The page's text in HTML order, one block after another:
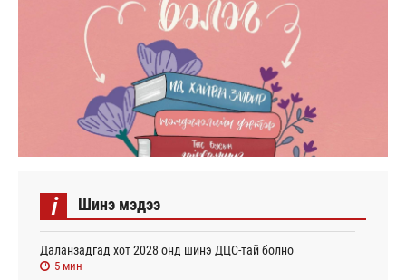
i Шинэ мэдээ
Даланзадгад хот 2028 онд шинэ ДЦС-тай болно
5 мин